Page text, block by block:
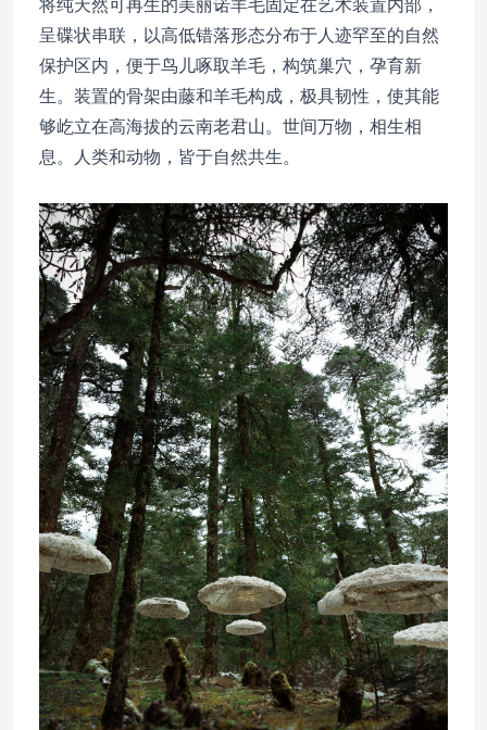
将纯天然可再生的美丽诺羊毛固定在艺术装置内部，
呈碟状串联，以高低错落形态分布于人迹罕至的自然
保护区内，便于鸟儿啄取羊毛，构筑巢穴，孕育新
生。装置的骨架由藤和羊毛构成，极具韧性，使其能
够屹立在高海拔的云南老君山。世间万物，相生相
息。人类和动物，皆于自然共生。